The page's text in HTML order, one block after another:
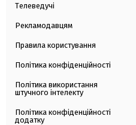
Телеведучі
Рекламодавцям
Правила користування
Політика конфіденційності
Політика використання
штучного інтелекту
Політика конфіденційності
додатку